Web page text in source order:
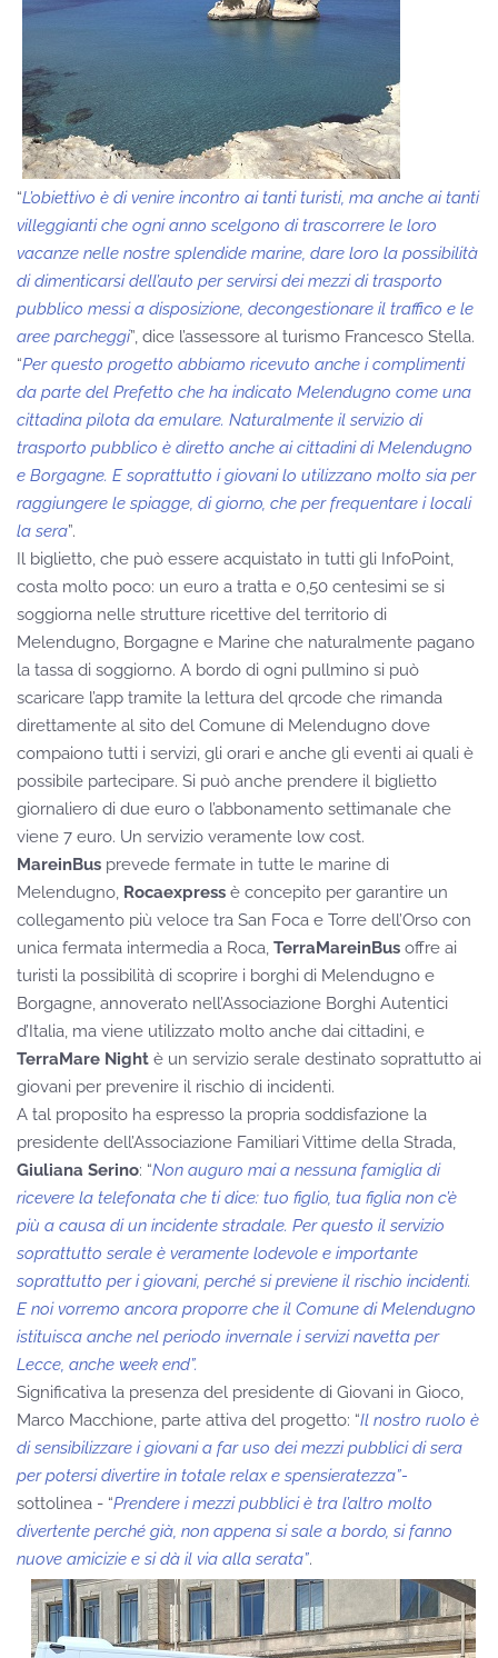
“L’obiettivo è di venire incontro ai tanti turisti, ma anche ai tanti
villeggianti che ogni anno scelgono di trascorrere le loro
vacanze nelle nostre splendide marine, dare loro la possibilità
di dimenticarsi dell’auto per servirsi dei mezzi di trasporto
pubblico messi a disposizione, decongestionare il traffico e le
aree parcheggi”, dice l’assessore al turismo Francesco Stella.
“Per questo progetto abbiamo ricevuto anche i complimenti
da parte del Prefetto che ha indicato Melendugno come una
cittadina pilota da emulare. Naturalmente il servizio di
trasporto pubblico è diretto anche ai cittadini di Melendugno
e Borgagne. E soprattutto i giovani lo utilizzano molto sia per
raggiungere le spiagge, di giorno, che per frequentare i locali
la sera”.
Il biglietto, che può essere acquistato in tutti gli InfoPoint,
costa molto poco: un euro a tratta e 0,50 centesimi se si
soggiorna nelle strutture ricettive del territorio di
Melendugno, Borgagne e Marine che naturalmente pagano
la tassa di soggiorno. A bordo di ogni pullmino si può
scaricare l’app tramite la lettura del qrcode che rimanda
direttamente al sito del Comune di Melendugno dove
compaiono tutti i servizi, gli orari e anche gli eventi ai quali è
possibile partecipare. Si può anche prendere il biglietto
giornaliero di due euro o l’abbonamento settimanale che
viene 7 euro. Un servizio veramente low cost.
MareinBus prevede fermate in tutte le marine di
Melendugno, Rocaexpress è concepito per garantire un
collegamento più veloce tra San Foca e Torre dell’Orso con
unica fermata intermedia a Roca, TerraMareinBus offre ai
turisti la possibilità di scoprire i borghi di Melendugno e
Borgagne, annoverato nell’Associazione Borghi Autentici
d’Italia, ma viene utilizzato molto anche dai cittadini, e
TerraMare Night è un servizio serale destinato soprattutto ai
giovani per prevenire il rischio di incidenti.
A tal proposito ha espresso la propria soddisfazione la
presidente dell’Associazione Familiari Vittime della Strada,
Giuliana Serino: “Non auguro mai a nessuna famiglia di
ricevere la telefonata che ti dice: tuo figlio, tua figlia non c’è
più a causa di un incidente stradale. Per questo il servizio
soprattutto serale è veramente lodevole e importante
soprattutto per i giovani, perché si previene il rischio incidenti.
E noi vorremo ancora proporre che il Comune di Melendugno
istituisca anche nel periodo invernale i servizi navetta per
Lecce, anche week end”.
Significativa la presenza del presidente di Giovani in Gioco,
Marco Macchione, parte attiva del progetto: “Il nostro ruolo è
di sensibilizzare i giovani a far uso dei mezzi pubblici di sera
per potersi divertire in totale relax e spensieratezza”-
sottolinea - “Prendere i mezzi pubblici è tra l’altro molto
divertente perché già, non appena si sale a bordo, si fanno
nuove amicizie e si dà il via alla serata”.